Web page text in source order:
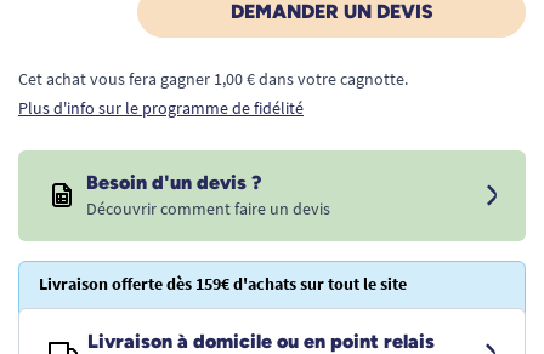
DEMANDER UN DEVIS
Cet achat vous fera gagner 1,00 € dans votre cagnotte.
Plus d'info sur le programme de fidélité
Besoin d'un devis ?
Découvrir comment faire un devis
Livraison offerte dès 159€ d'achats sur tout le site
Livraison à domicile ou en point relais